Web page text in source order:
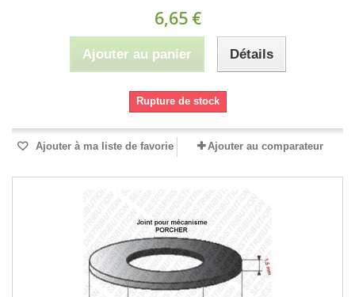
6,65 €
Ajouter au panier Détails
Rupture de stock
Ajouter à ma liste de favorie Ajouter au comparateur